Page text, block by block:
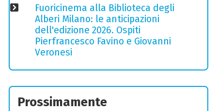
Fuoricinema alla Biblioteca degli
Alberi Milano: le anticipazioni
dell'edizione 2026. Ospiti
Pierfrancesco Favino e Giovanni
Veronesi
Prossimamente